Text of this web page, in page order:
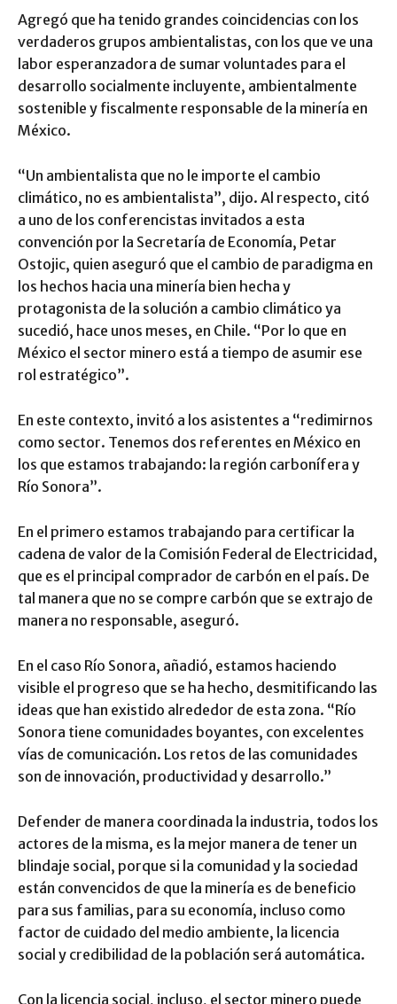
Agregó que ha tenido grandes coincidencias con los
verdaderos grupos ambientalistas, con los que ve una
labor esperanzadora de sumar voluntades para el
desarrollo socialmente incluyente, ambientalmente
sostenible y fiscalmente responsable de la minería en
México.
“Un ambientalista que no le importe el cambio
climático, no es ambientalista”, dijo. Al respecto, citó
a uno de los conferencistas invitados a esta
convención por la Secretaría de Economía, Petar
Ostojic, quien aseguró que el cambio de paradigma en
los hechos hacia una minería bien hecha y
protagonista de la solución a cambio climático ya
sucedió, hace unos meses, en Chile. “Por lo que en
México el sector minero está a tiempo de asumir ese
rol estratégico”.
En este contexto, invitó a los asistentes a “redimirnos
como sector. Tenemos dos referentes en México en
los que estamos trabajando: la región carbonífera y
Río Sonora”.
En el primero estamos trabajando para certificar la
cadena de valor de la Comisión Federal de Electricidad,
que es el principal comprador de carbón en el país. De
tal manera que no se compre carbón que se extrajo de
manera no responsable, aseguró.
En el caso Río Sonora, añadió, estamos haciendo
visible el progreso que se ha hecho, desmitificando las
ideas que han existido alrededor de esta zona. “Río
Sonora tiene comunidades boyantes, con excelentes
vías de comunicación. Los retos de las comunidades
son de innovación, productividad y desarrollo.”
Defender de manera coordinada la industria, todos los
actores de la misma, es la mejor manera de tener un
blindaje social, porque si la comunidad y la sociedad
están convencidos de que la minería es de beneficio
para sus familias, para su economía, incluso como
factor de cuidado del medio ambiente, la licencia
social y credibilidad de la población será automática.
Con la licencia social, incluso, el sector minero puede